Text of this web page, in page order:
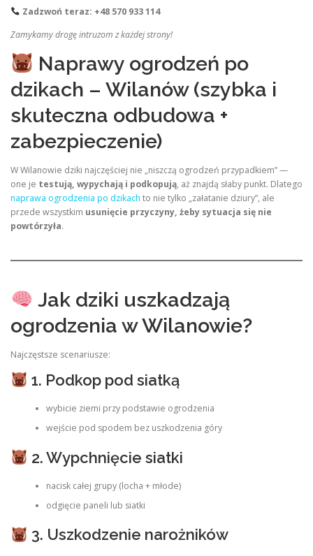
Zadzwoń teraz: +48 570 933 114
Zamykamy drogę intruzom z każdej strony!
Naprawy ogrodzeń po
dzikach – Wilanów (szybka i
skuteczna odbudowa +
zabezpieczenie)
W Wilanowie dziki najczęściej nie „niszczą ogrodzeń przypadkiem” —
one je testują, wypychają i podkopują, aż znajdą słaby punkt. Dlatego
naprawa ogrodzenia po dzikach to nie tylko „załatanie dziury”, ale
przede wszystkim usunięcie przyczyny, żeby sytuacja się nie
powtórzyła.
Jak dziki uszkadzają
ogrodzenia w Wilanowie?
Najczęstsze scenariusze:
1. Podkop pod siatką
wybicie ziemi przy podstawie ogrodzenia
wejście pod spodem bez uszkodzenia góry
2. Wypchnięcie siatki
nacisk całej grupy (locha + młode)
odgięcie paneli lub siatki
3. Uszkodzenie narożników